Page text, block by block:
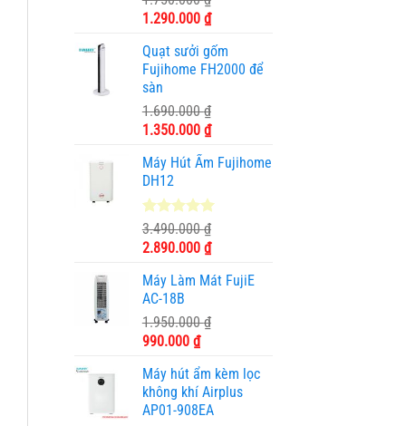
dựa trên
đánh giá
Giá
là:
1.750.000 ₫.
1.290.000 ₫Giá
tại
là:
Quạt sưởi gốm
Fujihome FH2000 để
sàn
1.690.000₫
Giá
là:
1.690.000 ₫.
1.350.000 ₫Giá
tại
1.350.000 ₫.
Máy Hút Ẩm Fujihome
DH12
5.00trên 5
dựa trên
2
đánh giá
3.490.000₫
Giá
là:
3.490.000 ₫.
2.890.000 ₫Giá
tại
2.890.000 ₫.
Máy Làm Mát FujiE
AC-18B
1.950.000₫
Giá
là:
1.950.000 ₫.
990.000 ₫Giá
tại
là:
990.000 ₫.
Máy hút ẩm kèm lọc
không khí Airplus
AP01-908EA